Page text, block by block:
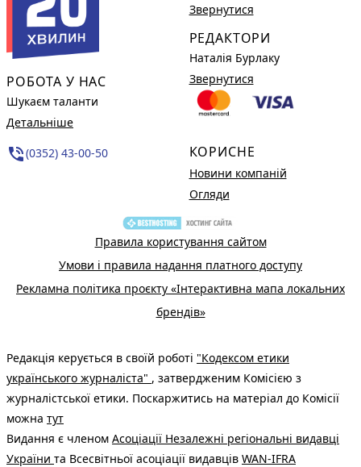
РОБОТА У НАС
Шукаєм таланти
Детальніше
phone_in_talk(0352) 43-00-50
Звернутися
РЕДАКТОРИ
Наталія Бурлаку
Звернутися
КОРИСНЕ
Новини компаній
Огляди
Правила користування сайтом
Умови і правила надання платного доступу
Рекламна політика проєкту «Інтерактивна мапа локальних
брендів»
Редакція керується в своїй роботі "Кодексом етики
українського журналіста" , затвердженим Комісією з
журналістської етики. Поскаржитись на матеріал до Комісії
можна тут
Видання є членом Асоціації Незалежні регіональні видавці
України та Всесвітньої асоціації видавців WAN-IFRA